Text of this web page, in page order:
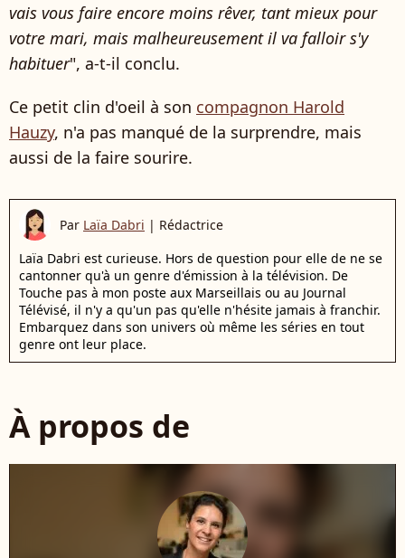
vais vous faire encore moins rêver, tant mieux pour
votre mari, mais malheureusement il va falloir s'y
habituer", a-t-il conclu.
Ce petit clin d'oeil à son compagnon Harold
Hauzy, n'a pas manqué de la surprendre, mais
aussi de la faire sourire.
Par Laïa Dabri | Rédactrice
Laïa Dabri est curieuse. Hors de question pour elle de ne se
cantonner qu'à un genre d'émission à la télévision. De
Touche pas à mon poste aux Marseillais ou au Journal
Télévisé, il n'y a qu'un pas qu'elle n'hésite jamais à franchir.
Embarquez dans son univers où même les séries en tout
genre ont leur place.
À propos de